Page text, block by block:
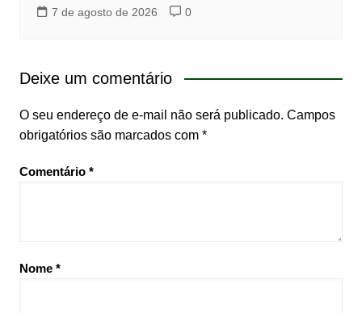
7 de agosto de 2026
0
Deixe um comentário
O seu endereço de e-mail não será publicado. Campos
obrigatórios são marcados com *
Comentário *
Nome *